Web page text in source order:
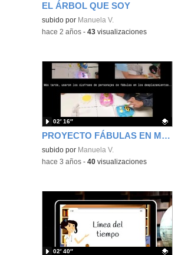
EL ÁRBOL QUE SOY
Contenido educativo.
subido por Manuela V.
-hace 2 años- 43visualizaciones
PROYECTO FÁBULAS EN MOVIMIENTO
Contenido educativo.
subido por Manuela V.
02′ 16″
-hace 3 años- 40visualizaciones
02′ 40″